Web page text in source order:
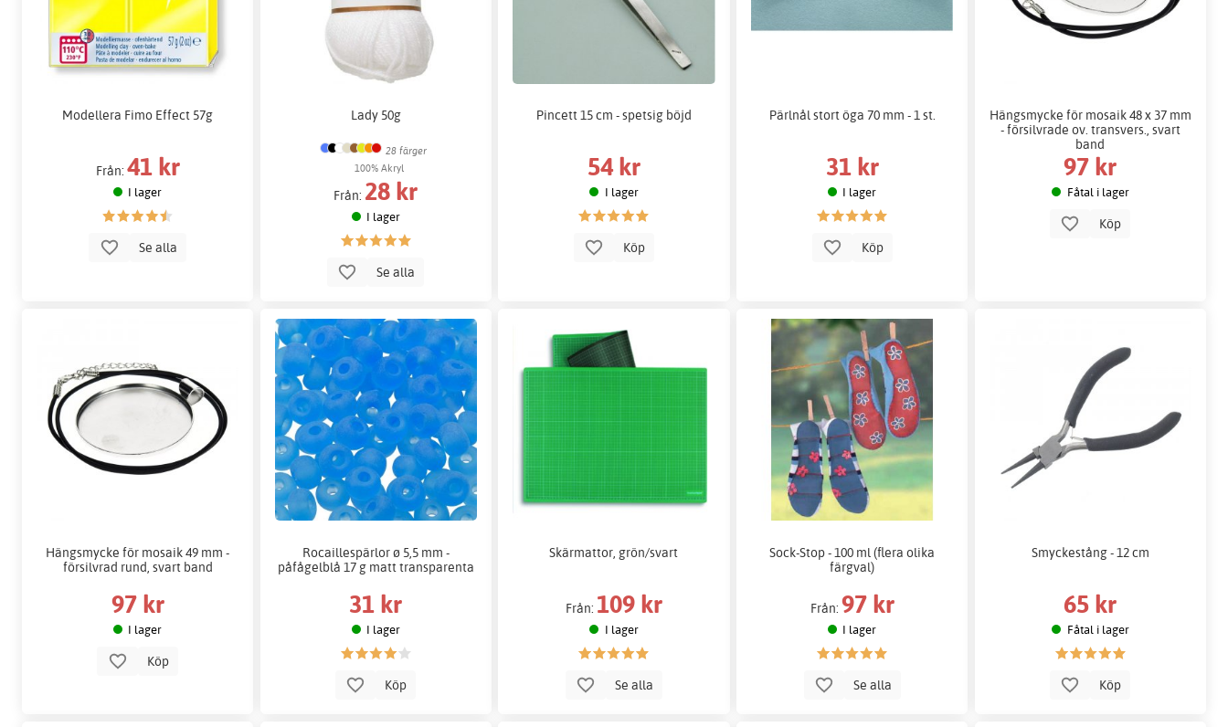
Modellera Fimo Effect 57g
Från: 41 kr
I lager
Se alla
Lady 50g
28 färger
100% Akryl
Från: 28 kr
I lager
Se alla
Pincett 15 cm - spetsig böjd
54 kr
I lager
Köp
Pärlnål stort öga 70 mm - 1 st.
31 kr
I lager
Köp
Hängsmycke för mosaik 48 x 37 mm
- försilvrade ov. transvers., svart
band
97 kr
Fåtal i lager
Köp
Hängsmycke för mosaik 49 mm -
försilvrad rund, svart band
97 kr
I lager
Köp
Rocaillespärlor ø 5,5 mm -
påfågelblå 17 g matt transparenta
31 kr
I lager
Köp
Skärmattor, grön/svart
Från: 109 kr
I lager
Se alla
Sock-Stop - 100 ml (flera olika
färgval)
Från: 97 kr
I lager
Se alla
Smyckestång - 12 cm
65 kr
Fåtal i lager
Köp